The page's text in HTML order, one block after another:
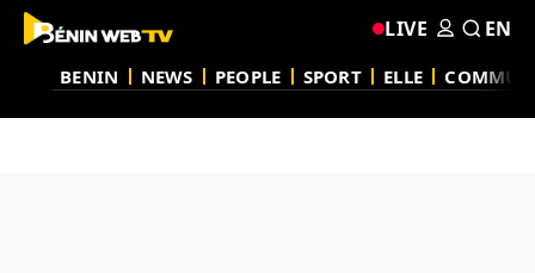
BENIN NEWS PEOPLE SPORT ELLE
LIVE EN